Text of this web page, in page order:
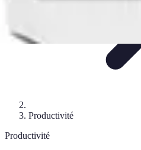
Productivité
Productivité